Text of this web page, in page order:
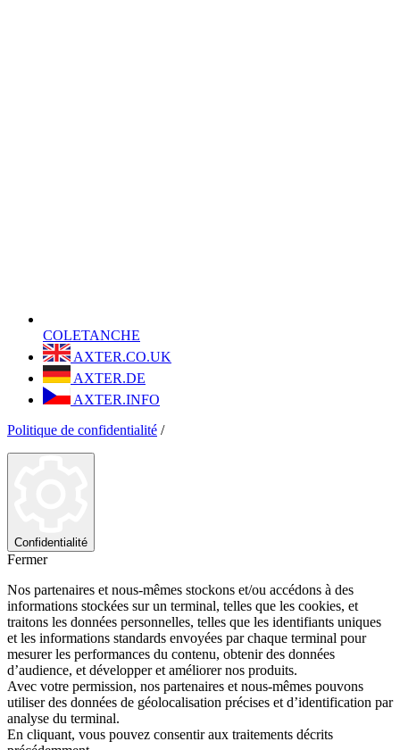
COLETANCHE
AXTER.CO.UK
AXTER.DE
AXTER.INFO
Politique de confidentialité /
Confidentialité
Fermer
Nos partenaires et nous-mêmes stockons et/ou accédons à des
informations stockées sur un terminal, telles que les cookies, et
traitons les données personnelles, telles que les identifiants uniques
et les informations standards envoyées par chaque terminal pour
mesurer les performances du contenu, obtenir des données
d’audience, et développer et améliorer nos produits.
Avec votre permission, nos partenaires et nous-mêmes pouvons
utiliser des données de géolocalisation précises et d’identification par
analyse du terminal.
En cliquant, vous pouvez consentir aux traitements décrits